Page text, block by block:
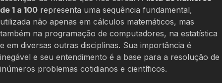
de 1 a 100 representa uma sequência fundamental,
utilizada não apenas em cálculos matemáticos, mas
também na programação de computadores, na estatística
e em diversas outras disciplinas. Sua importância é
inegável e seu entendimento é a base para a resolução de
inúmeros problemas cotidianos e científicos.